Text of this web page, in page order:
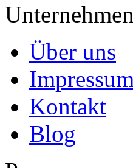
Unternehmen
Über uns
Impressum
Kontakt
Blog